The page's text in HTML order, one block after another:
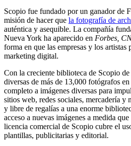
Scopio fue fundado por un ganador de
misión de hacer que la fotografía de
auténtica y asequible. La compañía
Nueva York ha aparecido en Forbes,
forma en que las empresas y los artistas
marketing digital.
Con la creciente biblioteca de Scopio
diversas de más de 13,000 fotógrafos
completo a imágenes diversas para
sitios web, redes sociales, mercadería y
y libre de regalías a una enorme
acceso a nuevas imágenes a medida
licencia comercial de Scopio cubre el
plantillas, publicitarias y editorial.